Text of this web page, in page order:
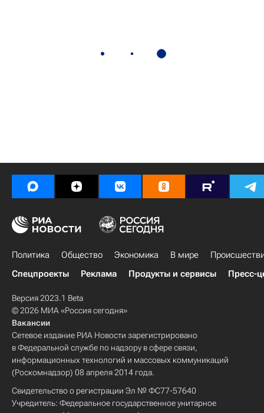
Политика Общество Экономика В мире
Спецпроекты
Реклама Продукты и сервисы Пресс-
Версия 2023.1 Beta
© 2026 МИА «Россия сегодня»
Вакансии
Сетевое издание РИА Новости зарегистрировано
в Федеральной службе по надзору в сфере связи,
информационных технологий и массовых коммуникаций
(Роскомнадзор) 08 апреля 2014 года.
Свидетельство о регистрации Эл № ФС77-57640
Учредитель: Федеральное государственное унитарное